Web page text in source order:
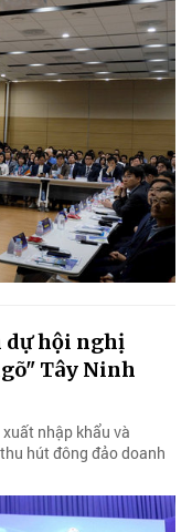
dự hội nghị
Tây Ninh
nhập khẩu và
hút đông đảo doanh